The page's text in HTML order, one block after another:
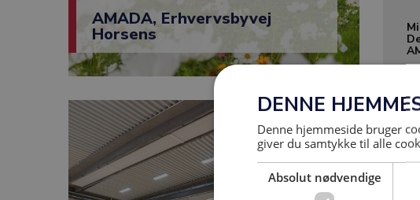
AMADA, Erhvervsbyvej
Horsens
DENNE
Denne hjemmeside bruger
giver du samtykke til alle
Absolut nødvendige